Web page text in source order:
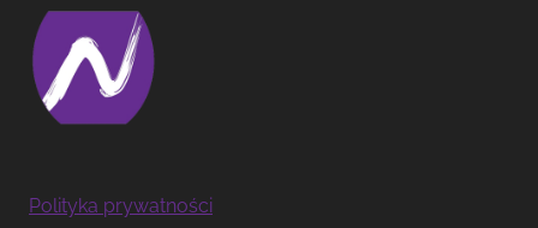
Polityka prywatności